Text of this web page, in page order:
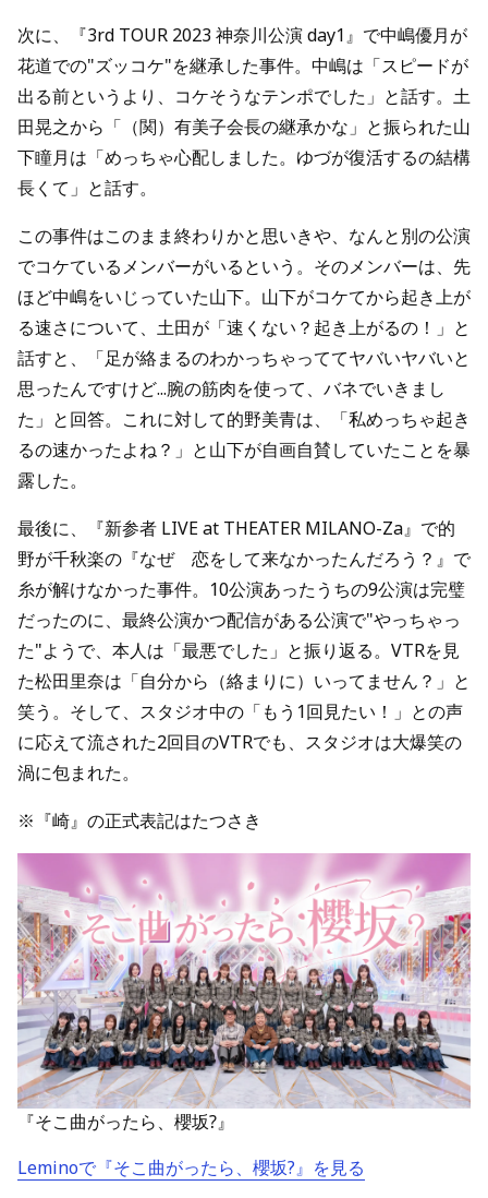
次に、『3rd TOUR 2023 神奈川公演 day1』で中嶋優月が
花道での"ズッコケ"を継承した事件。中嶋は「スピードが
出る前というより、コケそうなテンポでした」と話す。土
田晃之から「（関）有美子会長の継承かな」と振られた山
下瞳月は「めっちゃ心配しました。ゆづが復活するの結構
長くて」と話す。
この事件はこのまま終わりかと思いきや、なんと別の公演
でコケているメンバーがいるという。そのメンバーは、先
ほど中嶋をいじっていた山下。山下がコケてから起き上が
る速さについて、土田が「速くない？起き上がるの！」と
話すと、「足が絡まるのわかっちゃっててヤバいヤバいと
思ったんですけど...腕の筋肉を使って、バネでいきまし
た」と回答。これに対して的野美青は、「私めっちゃ起き
るの速かったよね？」と山下が自画自賛していたことを暴
露した。
最後に、『新参者 LIVE at THEATER MILANO-Za』で的
野が千秋楽の『なぜ 恋をして来なかったんだろう？』で
糸が解けなかった事件。10公演あったうちの9公演は完璧
だったのに、最終公演かつ配信がある公演で"やっちゃっ
た"ようで、本人は「最悪でした」と振り返る。VTRを見
た松田里奈は「自分から（絡まりに）いってません？」と
笑う。そして、スタジオ中の「もう1回見たい！」との声
に応えて流された2回目のVTRでも、スタジオは大爆笑の
渦に包まれた。
※『崎』の正式表記はたつさき
『そこ曲がったら、櫻坂?』
Leminoで『そこ曲がったら、櫻坂?』を見る